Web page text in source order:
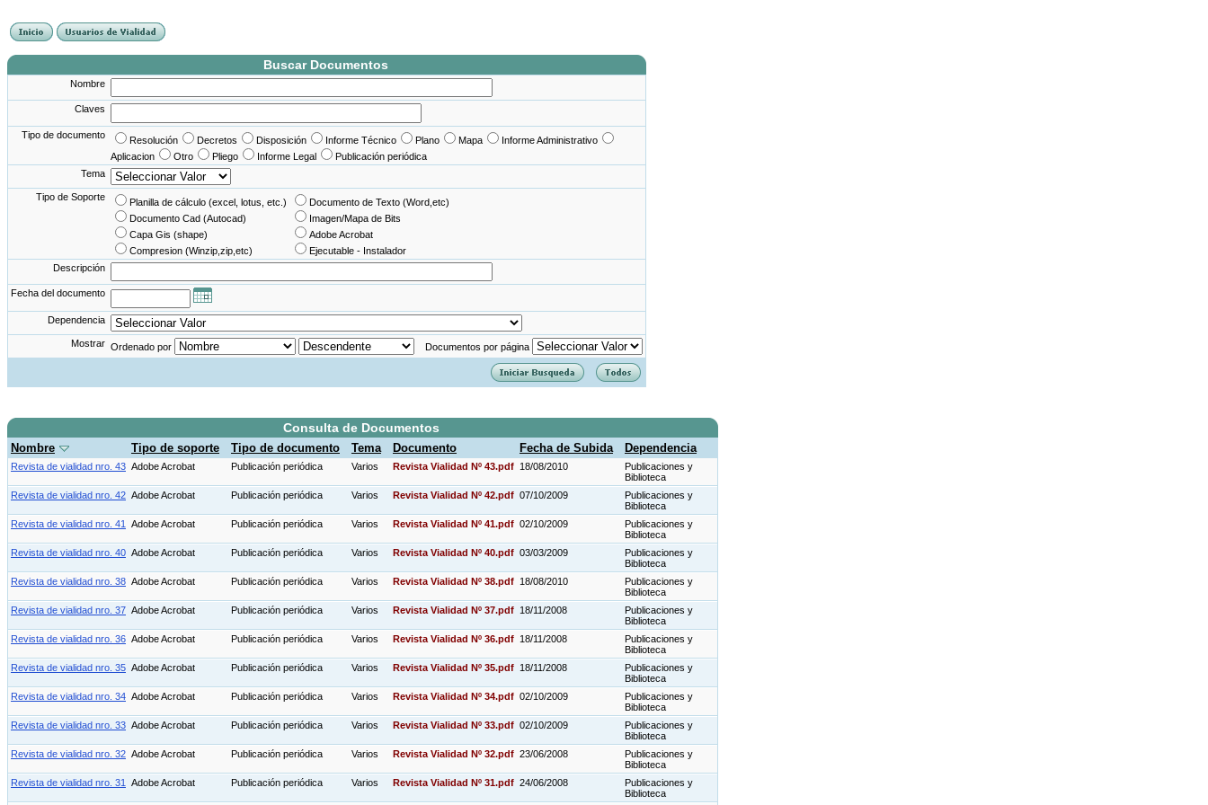
Buscar Documentos
Nombre
Claves
Tipo de documento Resolución Decretos Disposición Informe Técnico Plano Mapa
Informe Administrativo
Aplicacion
Otro Pliego Informe Legal
Publicación periódica
Tema
Tipo de Soporte Planilla de cálculo (excel, lotus, etc.)
Documento de Texto (Word,etc)
Documento Cad (Autocad)
Imagen/Mapa de Bits
Capa Gis (shape)
Adobe Acrobat
Compresion (Winzip,zip,etc)
Ejecutable - Instalador
Descripción
Fecha del documento
Dependencia
Mostrar Ordenado por Documentos por página
Consulta de Documentos
Nombre Tipo de soporte Tipo de documento Tema Documento Fecha de Subida Dependencia
Revista de vialidad nro. 43 Adobe Acrobat Publicación periódica Varios Revista Vialidad Nº 43.pdf 18/08/2010
Publicaciones y
Biblioteca
Revista de vialidad nro. 42 Adobe Acrobat Publicación periódica Varios Revista Vialidad Nº 42.pdf 07/10/2009
Publicaciones y
Biblioteca
Revista de vialidad nro. 41
Adobe Acrobat Publicación periódica Varios Revista Vialidad Nº 41.pdf 02/10/2009
Publicaciones y
Biblioteca
Revista de vialidad nro. 40 Adobe Acrobat Publicación periódica Varios Revista Vialidad Nº 40.pdf 03/03/2009
Publicaciones y
Biblioteca
Revista de vialidad nro. 38 Adobe Acrobat Publicación periódica Varios Revista Vialidad Nº 38.pdf 18/08/2010
Publicaciones y
Biblioteca
Revista de vialidad nro. 37 Adobe Acrobat Publicación periódica Varios Revista Vialidad Nº 37.pdf 18/11/2008
Publicaciones y
Biblioteca
Revista de vialidad nro. 36 Adobe Acrobat Publicación periódica Varios Revista Vialidad Nº 36.pdf 18/11/2008
Publicaciones y
Biblioteca
Revista de vialidad nro. 35 Adobe Acrobat Publicación periódica Varios Revista Vialidad Nº 35.pdf 18/11/2008
Publicaciones y
Biblioteca
Revista de vialidad nro. 34 Adobe Acrobat Publicación periódica Varios Revista Vialidad Nº 34.pdf 02/10/2009
Publicaciones y
Biblioteca
Revista de vialidad nro. 33 Adobe Acrobat Publicación periódica Varios Revista Vialidad Nº 33.pdf 02/10/2009
Publicaciones y
Biblioteca
Revista de vialidad nro. 32 Adobe Acrobat Publicación periódica Varios Revista Vialidad Nº 32.pdf 23/06/2008
Publicaciones y
Biblioteca
Revista de vialidad nro. 31
Adobe Acrobat Publicación periódica Varios Revista Vialidad Nº 31.pdf 24/06/2008
Publicaciones y
Biblioteca